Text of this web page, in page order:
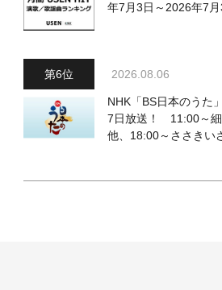
年7月3日～2026年7月
2026.08.06
NHK「BS日本のうた
7日放送！ 11:00～細
他、18:00～ささきい